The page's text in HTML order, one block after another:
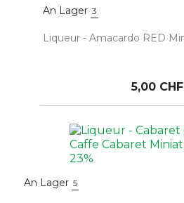
An Lager 3
Liqueur - Amacardo RED
5,00 CHF
An Lager 5